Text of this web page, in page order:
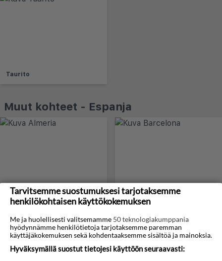
Taurito
Muut kohteet - Espanja
Almeria Barcelona
Tarvitsemme suostumuksesi tarjotaksemme
henkilökohtaisen käyttökokemuksen
Me ja huolellisesti valitsemamme 50 teknologiakumppania
hyödynnämme henkilötietoja tarjotaksemme paremman
käyttäjäkokemuksen sekä kohdentaaksemme sisältöä ja mainoksia.
Hyväksymällä suostut tietojesi käyttöön seuraavasti: